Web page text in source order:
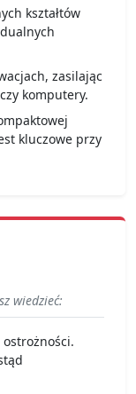
kształtów
zasilając
komputery.
kluczowe przy
wiedzieć: